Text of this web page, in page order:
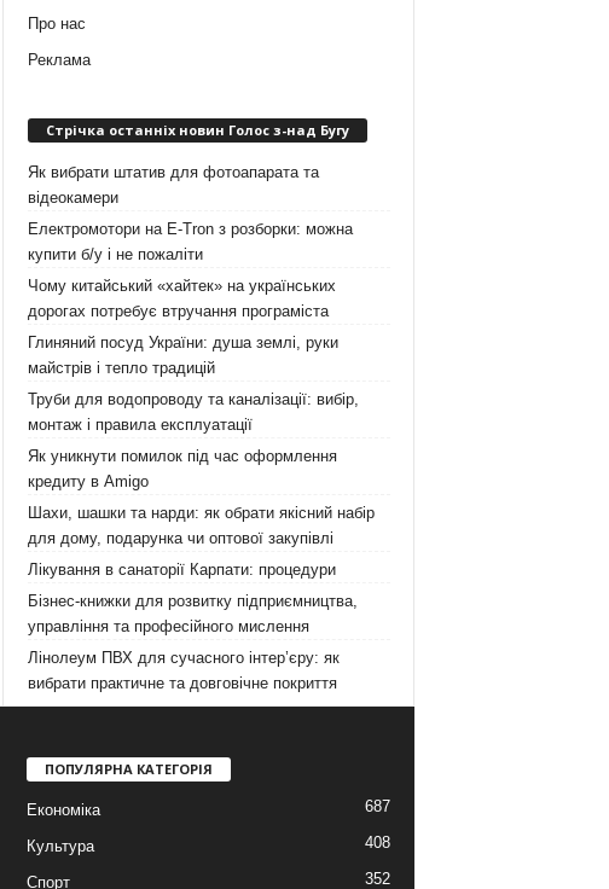
Про нас
Реклама
Стрічка останніх новин Голос з-над Бугу
Як вибрати штатив для фотоапарата та
відеокамери
Електромотори на E-Tron з розборки: можна
купити б/у і не пожаліти
Чому китайський «хайтек» на українських
дорогах потребує втручання програміста
Глиняний посуд України: душа землі, руки
майстрів і тепло традицій
Труби для водопроводу та каналізації: вибір,
монтаж і правила експлуатації
Як уникнути помилок під час оформлення
кредиту в Amigo
Шахи, шашки та нарди: як обрати якісний набір
для дому, подарунка чи оптової закупівлі
Лікування в санаторії Карпати: процедури
Бізнес-книжки для розвитку підприємництва,
управління та професійного мислення
Лінолеум ПВХ для сучасного інтер’єру: як
вибрати практичне та довговічне покриття
ПОПУЛЯРНА КАТЕГОРІЯ
Економіка 687
Культура 408
Спорт 352